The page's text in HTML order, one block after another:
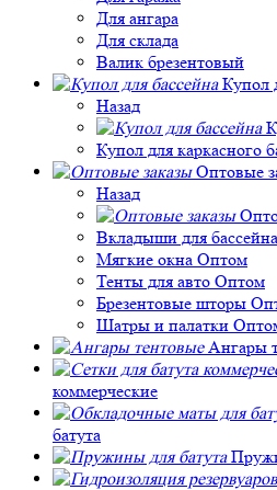
Для ангара
Для склада
Валик брезентовый
Купол
Назад
Купол для каркасного
Оптовые
Назад
Вкладыши для
Мягкие окна Оптом
Тенты для авто Оптом
Брезентовые шторы
Шатры и палатки
Ангары
коммерческие
батута